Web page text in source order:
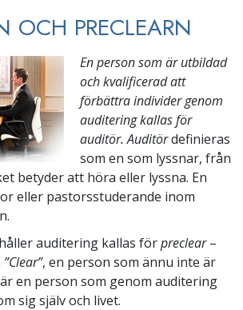
OCH PRECLEARN
En person som är utbildad
och kvalificerad att
förbättra individer genom
auditering kallas för
auditör.Auditördefinieras
som en som lyssnar, från
betyder att höra eller lyssna. En
eller pastorsstuderande inom
auditering kallas förpreclear–
”Clear”, en person som ännu inte är
en person som genom auditering
sig själv och livet.